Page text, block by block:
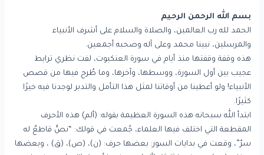
بسم الله الرحمن الرحيم
الحمد لله رب العالمين، والصلاة والسلام على أشرف الأنبياء
والمرسلين، نبينا محمد وعلى آله وصحبه أجمعين.
هذه وقفة وقفتها منذ أيام في سورة العنكبوت، لفت نظري ترابط
عجيب بين أول السورة، ووسطها، وآخرها، وما طُرح فيها من قصص
الأنبياء! ولو أعطينا من أوقاتنا لمثل هذا التأمل والتدبر لوجدنا فيه خيرًا
كثيرًا.
ابتدأ الله سبحانه هذه السورة العظيمة بقوله: (ألم) هذه الأحرف
المقطعة التي اختلف فيها العلماء، جُمعت في قولك: “نصٌّ قاطعٌ له
سرّ”، وقعت في بدايات السور: بعضها حرف: (ن)، (ص)، (ق) ، وبعضها